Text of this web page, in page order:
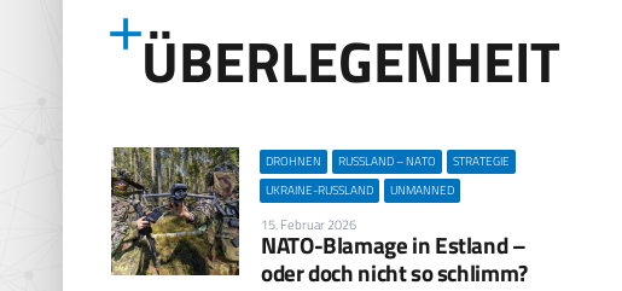
ÜBERLEGENHEIT
DROHNEN RUSSLAND – NATO
STRATEGIE
UKRAINE-RUSSLAND
UNMANNED
15. Februar 2026
NATO-Blamage in Estland –
oder doch nicht so schlimm?